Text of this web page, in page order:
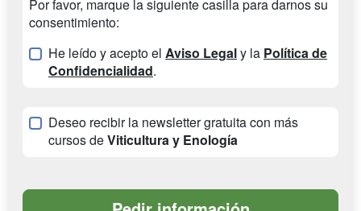
Por favor, marque la siguiente casilla para darnos su
consentimiento:
He leído y acepto el Aviso Legaly la Política de
Confidencialidad.
Deseo recibir la newsletter gratuita con más
cursos deViticultura y Enología